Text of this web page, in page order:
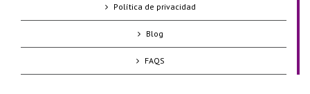
Política de privacidad
Blog
FAQS